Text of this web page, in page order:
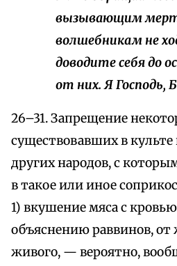
вызывающим
волшебникам не
доводите себя до
от них. Я Господь,
26–31. Запрещение
существовавших в
других народов, с
в такое или иное
1) вкушение мяса с
объяснению раввинов,
живого, — вероятно,